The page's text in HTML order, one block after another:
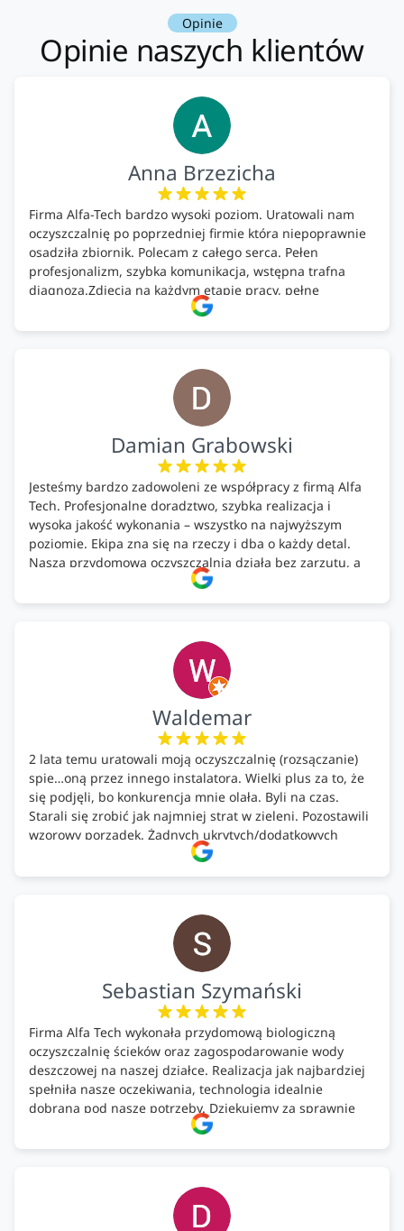
Opinie
Opinie naszych klientów
Anna Brzezicha
Firma Alfa-Tech bardzo wysoki poziom. Uratowali nam
oczyszczalnię po poprzedniej firmie która niepoprawnie
osadziła zbiornik. Polecam z całego serca. Pełen
profesjonalizm, szybka komunikacja, wstępna trafna
diagnoza.Zdjęcia na każdym etapie pracy, pełne
doradztwo.Dobrze wyszkoleni i znający się na rzeczy.
Podsumowując ekipa na wysokim poziomie, rzetelna.
Damian Grabowski
Jesteśmy bardzo zadowoleni ze współpracy z firmą Alfa
Tech. Profesjonalne doradztwo, szybka realizacja i
wysoka jakość wykonania – wszystko na najwyższym
poziomie. Ekipa zna się na rzeczy i dba o każdy detal.
Nasza przydomowa oczyszczalnia działa bez zarzutu, a
całość została wykonana zgodnie z terminem i
ustaleniami. Z czystym sumieniem polecamy Alfa Tech
ekologicznych rozwiązań!🍀
Waldemar
2 lata temu uratowali moją oczyszczalnię (rozsączanie)
spie…oną przez innego instalatora. Wielki plus za to, że
się podjęli, bo konkurencja mnie olała. Byli na czas.
Starali się zrobić jak najmniej strat w zieleni. Pozostawili
wzorowy porządek. Żadnych ukrytych/dodatkowych
kosztów. Zaskoczenie. Kontakt bardzo OK. Obsługa
pomontażowa również OK. A ich środki do oczyszczalni –
Sebastian Szymański
Firma Alfa Tech wykonała przydomową biologiczną
oczyszczalnię ścieków oraz zagospodarowanie wody
deszczowej na naszej działce. Realizacja jak najbardziej
spełniła nasze oczekiwania, technologia idealnie
dobrana pod nasze potrzeby. Dziękujemy za sprawnie
wykonany montaż w świetnej atmosferze! Polecam!